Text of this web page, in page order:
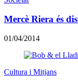
Mercè Riera és
01/04/2014
Cultura i Mitjans